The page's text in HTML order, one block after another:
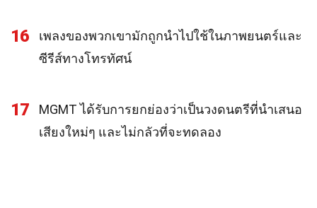
16
เพลงของพวกเขามักถูกนำไปใช้ในภาพยนตร์และ
ซีรีส์ทางโทรทัศน์
17
MGMT ได้รับการยกย่องว่าเป็นวงดนตรีที่นำเสนอ
เสียงใหม่ๆ และไม่กลัวที่จะทดลอง